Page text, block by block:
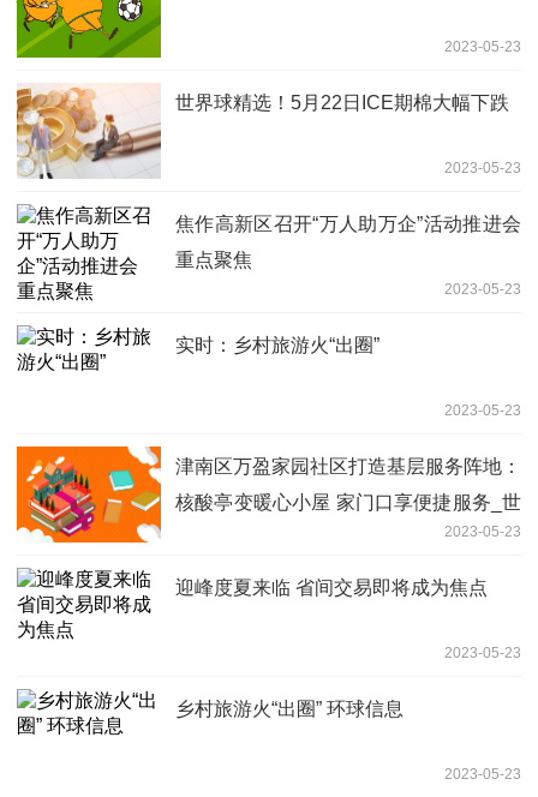
2023-05-23
世界球精选！5月22日ICE期棉大幅下跌
2023-05-23
焦作高新区召开“万人助万企”活动推进会
重点聚焦
2023-05-23
实时：乡村旅游火“出圈”
2023-05-23
津南区万盈家园社区打造基层服务阵地：
核酸亭变暖心小屋 家门口享便捷服务_世
2023-05-23
迎峰度夏来临 省间交易即将成为焦点
2023-05-23
乡村旅游火“出圈” 环球信息
2023-05-23